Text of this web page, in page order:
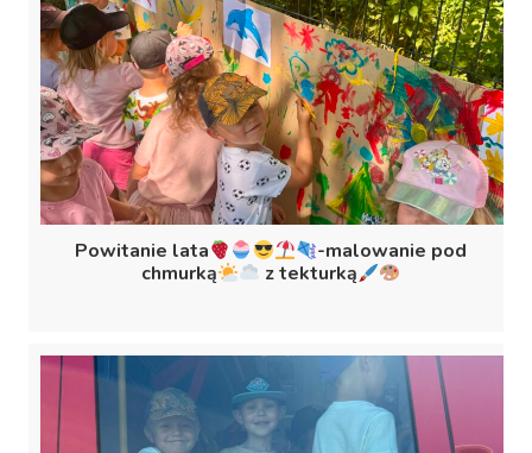
Powitanie lata
-malowanie pod
chmurką
z tekturką